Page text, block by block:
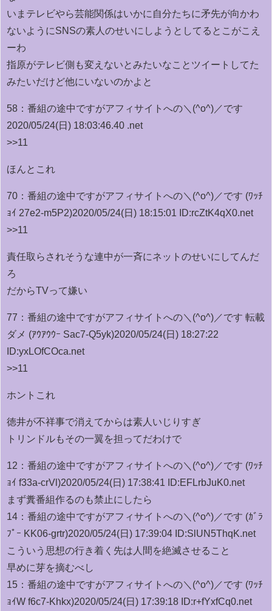
いまテレビやら芸能関係はいかに自分たちに矛先が向かわ
ないようにSNSの素人のせいにしようとしてるとこがこえ
ーわ
指原がテレビ側も変えないとみたいなことツイートしてた
みたいだけど他にいないのかよと
58： 番組の途中ですがアフィサイトへの＼(^o^)／です
2020/05/24(日) 18:03:46.40 .net
>>11
ほんとこれ
70： 番組の途中ですがアフィサイトへの＼(^o^)／です (ﾜｯﾁ
ｮｲ 27e2-m5P2)2020/05/24(日) 18:15:01 ID:rcZtK4qX0.net
>>11
責任取らされそうな連中が一斉にネットのせいにしてんだ
ろ
だからTVって嫌い
77： 番組の途中ですがアフィサイトへの＼(^o^)／です 転載
ダメ (ｱｳｱｳｳｰ Sac7-Q5yk)2020/05/24(日) 18:27:22
ID:yxLOfCOca.net
>>11
ホントこれ
徳井が不祥事で消えてからは素人いじりすぎ
トリンドルもその一翼を担ってだわけで
12： 番組の途中ですがアフィサイトへの＼(^o^)／です (ﾜｯﾁ
ｮｲ f33a-crVl)2020/05/24(日) 17:38:41 ID:EFLrbJuK0.net
まず糞番組作るのも禁止にしたら
14： 番組の途中ですがアフィサイトへの＼(^o^)／です (ｶﾞﾗ
ﾌﾟｰ KK06-grtr)2020/05/24(日) 17:39:04 ID:SlUN5ThqK.net
こういう思想の行き着く先は人間を絶滅させること
早めに芽を摘むべし
15： 番組の途中ですがアフィサイトへの＼(^o^)／です (ﾜｯﾁ
ｮｲW f6c7-Khkx)2020/05/24(日) 17:39:18 ID:r+fYxfCq0.net